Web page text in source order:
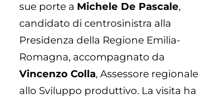
sue porte a Michele De Pascale,
candidato di centrosinistra alla
Presidenza della Regione Emilia-
Romagna, accompagnato da
Vincenzo Colla, Assessore regionale
allo Sviluppo produttivo. La visita ha